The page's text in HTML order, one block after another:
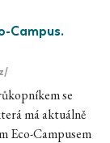
Campus.
se
má aktuálně
Eco-Campusem